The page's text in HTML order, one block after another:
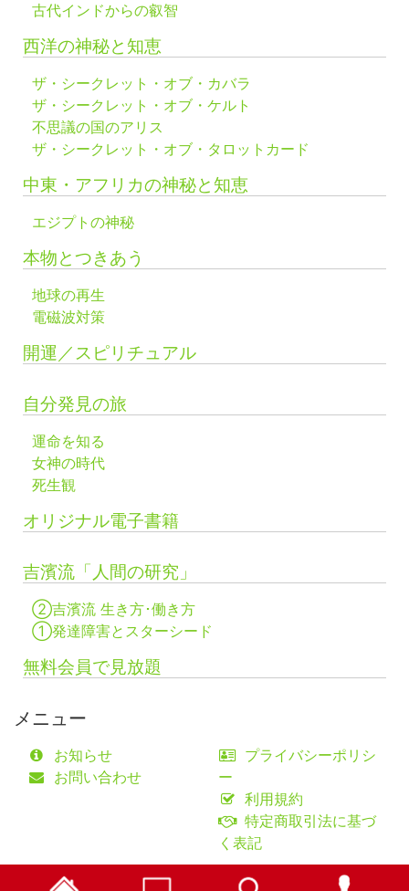
古代インドからの叡智
西洋の神秘と知恵
ザ・シークレット・オブ・カバラ
ザ・シークレット・オブ・ケルト
不思議の国のアリス
ザ・シークレット・オブ・タロットカード
中東・アフリカの神秘と知恵
エジプトの神秘
本物とつきあう
地球の再生
電磁波対策
開運／スピリチュアル
自分発見の旅
運命を知る
女神の時代
死生観
オリジナル電子書籍
吉濱流「人間の研究」
②吉濱流 生き方･働き方
①発達障害とスターシード
無料会員で見放題
メニュー
お知らせ
お問い合わせ
プライバシーポリシ
ー
利用規約
特定商取引法に基づ
く表記
©fifty-one collaborations Co.,Ltd.